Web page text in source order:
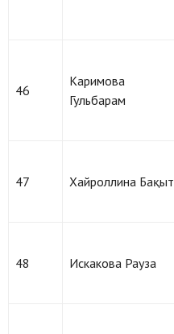
46
Каримова
Гульбарам
47 Хайроллина Бақыт
48 Искакова Рауза